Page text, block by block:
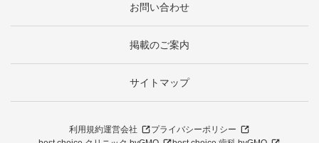
お問い合わせ
掲載のご案内
サイトマップ
利用規約運営会社
プライバシーポリシー